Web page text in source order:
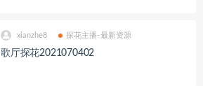
xianzhe8 探花主播-最新资源
歌厅探花2021070402